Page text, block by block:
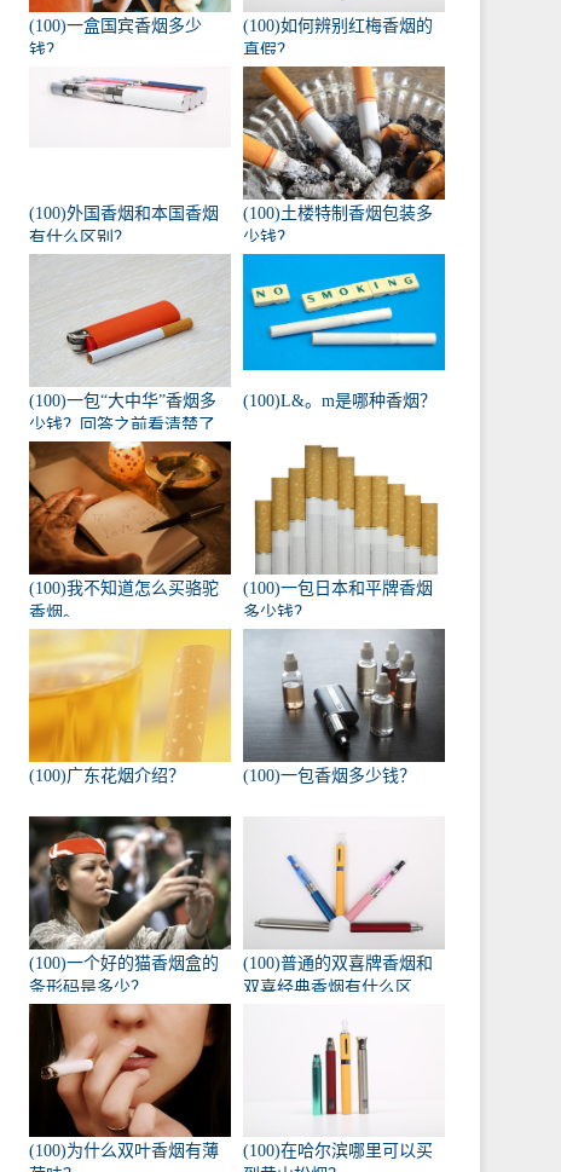
(100)一盒国宾香烟多少
钱？
(100)如何辨别红梅香烟的
真假？
(100)外国香烟和本国香烟
有什么区别？
(100)土楼特制香烟包装多
少钱？
(100)一包“大中华”香烟多
少钱？回答之前看清楚了
吗？
(100)L&。m是哪种香烟？
(100)我不知道怎么买骆驼
香烟。
(100)一包日本和平牌香烟
多少钱？
(100)广东花烟介绍？ (100)一包香烟多少钱？
(100)一个好的猫香烟盒的
条形码是多少？
(100)普通的双喜牌香烟和
双喜经典香烟有什么区
(100)为什么双叶香烟有薄
(100)在哈尔滨哪里可以买